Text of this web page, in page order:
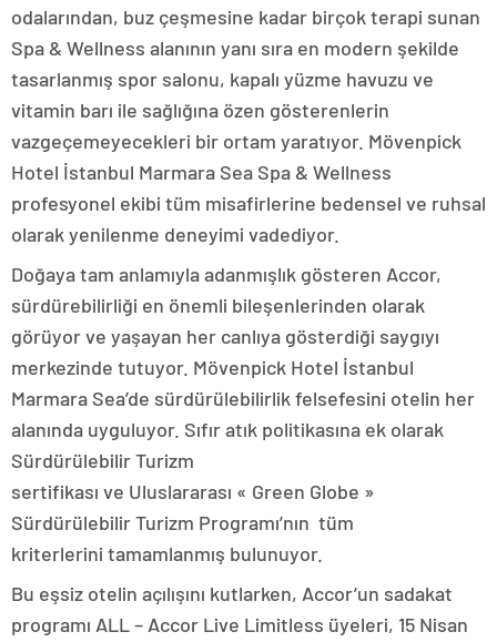
odalarından, buz çeşmesine kadar birçok terapi sunan
Spa & Wellness alanının yanı sıra en modern şekilde
tasarlanmış spor salonu, kapalı yüzme havuzu ve
vitamin barı ile sağlığına özen gösterenlerin
vazgeçemeyecekleri bir ortam yaratıyor. Mövenpick
Hotel İstanbul Marmara Sea Spa & Wellness
profesyonel ekibi tüm misafirlerine bedensel ve ruhsal
olarak yenilenme deneyimi vadediyor.
Doğaya tam anlamıyla adanmışlık gösteren Accor,
sürdürebilirliği en önemli bileşenlerinden olarak
görüyor ve yaşayan her canlıya gösterdiği saygıyı
merkezinde tutuyor. Mövenpick Hotel İstanbul
Marmara Sea’de sürdürülebilirlik felsefesini otelin her
alanında uyguluyor. Sıfır atık politikasına ek olarak
Sürdürülebilir Turizm
sertifikası ve Uluslararası « Green Globe »
Sürdürülebilir Turizm Programı’nın tüm
kriterlerini tamamlanmış bulunuyor.
Bu eşsiz otelin açılışını kutlarken, Accor’un sadakat
programı ALL – Accor Live Limitless üyeleri, 15 Nisan